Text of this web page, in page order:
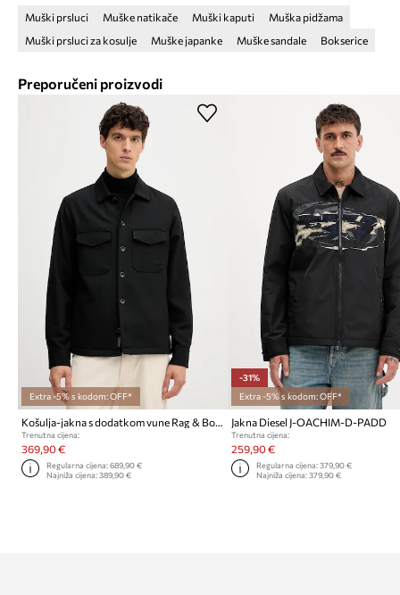
Muški prsluci Muške natikače Muški kaputi
Muška pidžama
Muški prsluci za kosulje
Muške japanke Muške sandale Bokserice
Preporučeni proizvodi
Extra -5% s kodom: OFF*
Košulja-jakna s dodatkom vune Rag & Bone
Trenutna cijena:
369,90 €
Regularna cijena:689,90 €
Najniža cijena:389,90 €
-31%
Extra -5% s kodom: OFF*
Jakna Diesel J-OACHIM-D-PADD
Trenutna cijena:
259,90 €
Regularna cijena: 379,90 €
Najniža cijena: 379,90 €